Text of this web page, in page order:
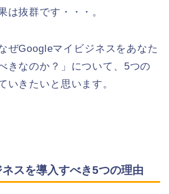
は抜群です・・・。
ぜGoogleマイビジネスをあなた
きなのか？」について、5つの
いきたいと思います。
スを導入すべき5つの理由